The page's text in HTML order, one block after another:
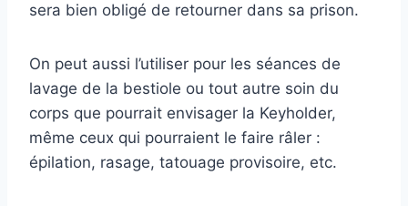
sera bien obligé de retourner dans sa prison.
On peut aussi l’utiliser pour les séances de
lavage de la bestiole ou tout autre soin du
corps que pourrait envisager la Keyholder,
même ceux qui pourraient le faire râler :
épilation, rasage, tatouage provisoire, etc.